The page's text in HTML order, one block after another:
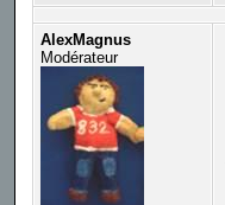
AlexMagnus
Modérateur